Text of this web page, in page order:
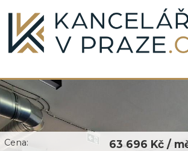
Cena: 63 696 Kč /